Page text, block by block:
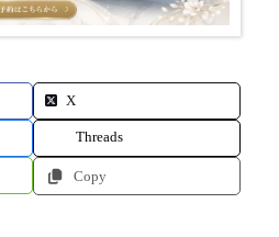
X
Threads
Copy